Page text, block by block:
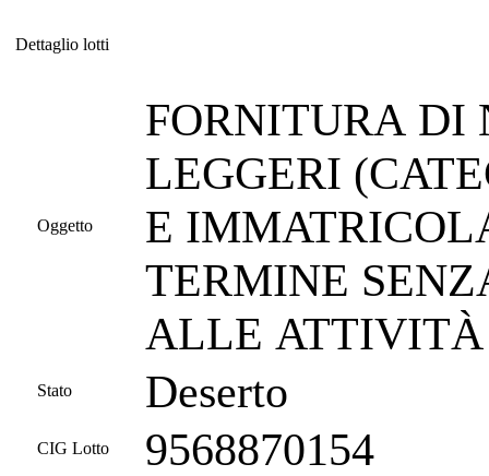
Dettaglio lotti
Oggetto
FORNITURA DI
LEGGERI
E
TERMINE
ALLE ATTIVITÀ
Stato Deserto
CIG Lotto 9568870154